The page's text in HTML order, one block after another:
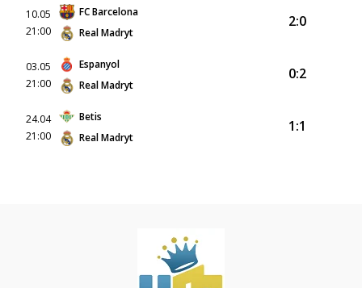
10.05
21:00
FC Barcelona
Real Madryt
2:0
03.05
21:00
Espanyol
Real Madryt
0:2
24.04
21:00
Betis
Real Madryt
1:1